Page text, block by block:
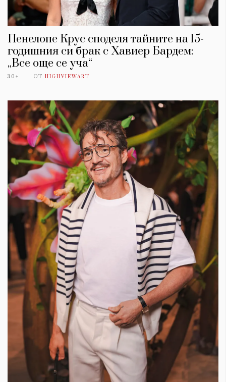
Пенелопе Крус споделя тайните на 15-
годишния си брак с Хавиер Бардем:
„Все още се уча“
30+ ОТ HIGHVIEWART